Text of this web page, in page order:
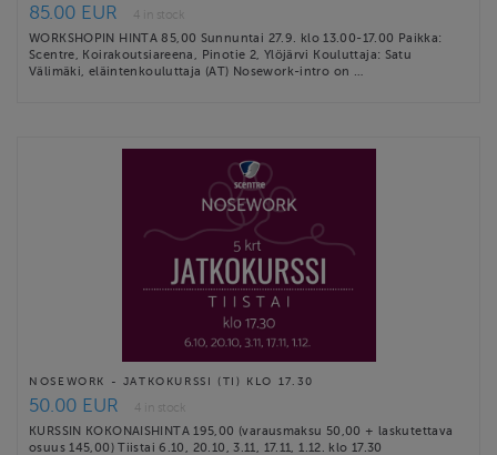
85.00 EUR
4 in stock
WORKSHOPIN HINTA 85,00 Sunnuntai 27.9. klo 13.00-17.00 Paikka:
Scentre, Koirakoutsiareena, Pinotie 2, Ylöjärvi Kouluttaja: Satu
Välimäki, eläintenkouluttaja (AT) Nosework-intro on …
NOSEWORK - JATKOKURSSI (TI) KLO 17.30
50.00 EUR
4 in stock
KURSSIN KOKONAISHINTA 195,00 (varausmaksu 50,00 + laskutettava
osuus 145,00) Tiistai 6.10, 20.10, 3.11, 17.11, 1.12. klo 17.30